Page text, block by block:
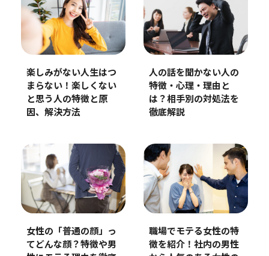
楽しみがない人生はつ
まらない！楽しくない
と思う人の特徴と原
因、解決方法
人の話を聞かない人の
特徴・心理・理由と
は？相手別の対処法を
徹底解説
女性の「普通の顔」っ
てどんな顔？特徴や男
職場でモテる女性の特
徴を紹介！社内の男性